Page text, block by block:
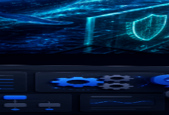
理白名单公开镜像，私有镜像得走 HTTP 代理。